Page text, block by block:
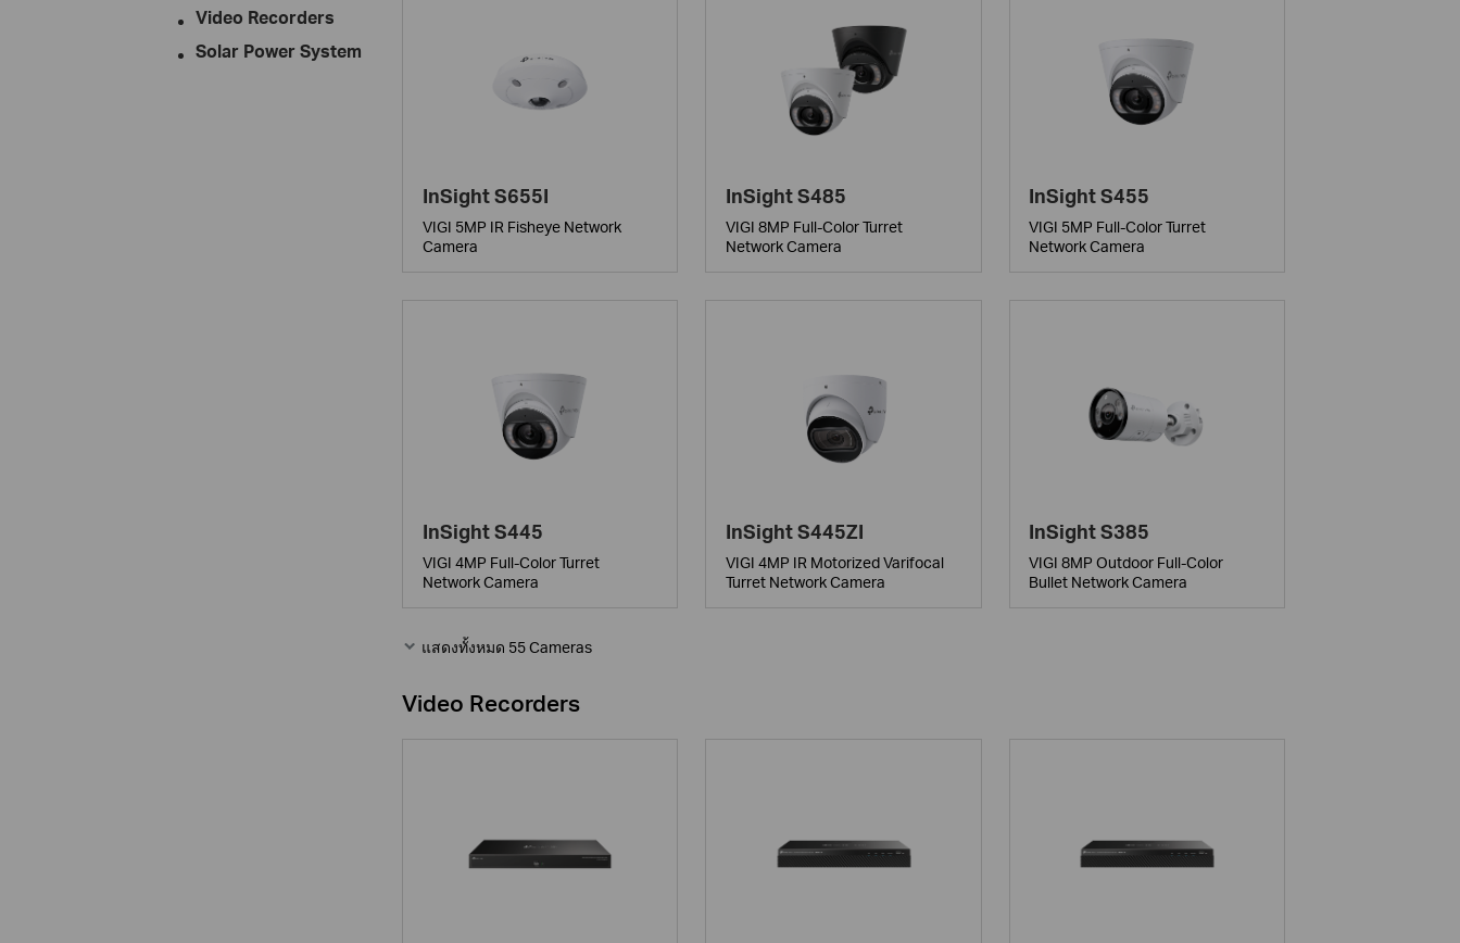
Video Recorders
Solar Power System
InSight S655I
VIGI 5MP IR Fisheye Network
Camera
InSight S485
VIGI 8MP Full-Color Turret
Network Camera
InSight S455
VIGI 5MP Full-Color Turret
Network Camera
InSight S445
VIGI 4MP Full-Color Turret
Network Camera
InSight S445ZI
VIGI 4MP IR Motorized Varifocal
Turret Network Camera
InSight S385
VIGI 8MP Outdoor Full-Color
Bullet Network Camera
แสดงทั้งหมด 55 Cameras
Video Recorders